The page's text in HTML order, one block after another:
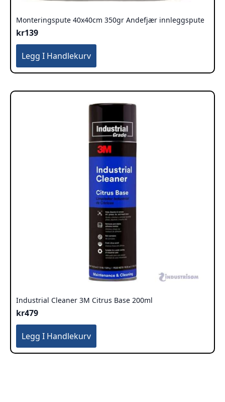
Monteringspute 40x40cm 350gr Andefjær innleggspute
kr139
Legg I Handlekurv
Industrial Cleaner 3M Citrus Base 200ml
kr479
Legg I Handlekurv